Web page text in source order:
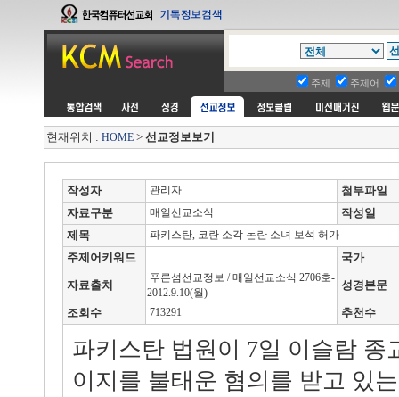
주제 주제어
현재위치 : HOME > 선교정보보기
작성자 관리자
첨부파일
자료구분
매일선교소식
작성일
제목
파키스탄, 코란 소각 논란 소녀 보석 허가
주제어키워드 국가
자료출처
푸른섬선교정보 / 매일선교소식 2706호-
2012.9.10(월)
성경본문
조회수 713291 추천수
파키스탄 법원이 7일 이슬람 종
이지를 불태운 혐의를 받고 있